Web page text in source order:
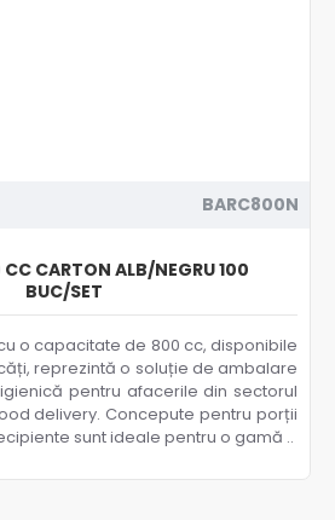
BARC800N
CARTON ALB/NEGRU 100
BUC/SET
o capacitate de 800 cc, disponibile
reprezintă o soluție de ambalare
pentru afacerile din sectorul
delivery. Concepute pentru porții
sunt ideale pentru o gamă ..